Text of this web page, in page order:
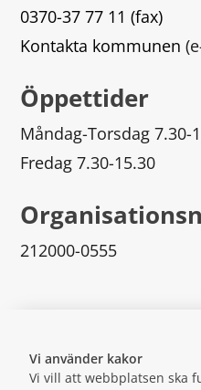
Vi använder kakor
Vi vill att webbplatsen ska
0370-37 77 11 (fax)
Kontakta kommunen
Öppettider
Måndag-Torsdag 7.30-
Fredag 7.30-15.30
212000-0555